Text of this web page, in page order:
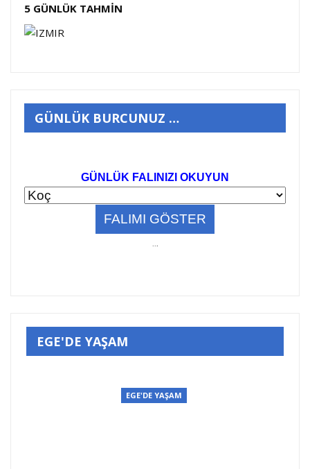
5 GÜNLÜK TAHMİN
GÜNLÜK BURCUNUZ …
GÜNLÜK FALINIZI OKUYUN
...
EGE'DE YAŞAM
EGE'DE YAŞAM